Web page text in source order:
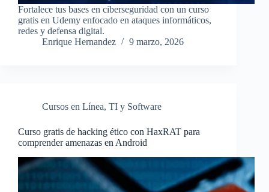
Fortalece tus bases en ciberseguridad con un curso
gratis en Udemy enfocado en ataques informáticos,
redes y defensa digital.
Enrique Hernandez
9 marzo, 2026
Cursos en Línea, TI y Software
Curso gratis de hacking ético con HaxRAT para
comprender amenazas en Android